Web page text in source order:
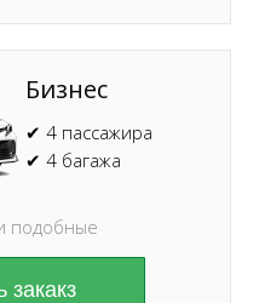
Бизнес
подобные
✔ 4 пассажира
✔ 4 багажа